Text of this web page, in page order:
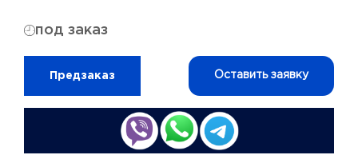
под заказ
Предзаказ Оставить заявку